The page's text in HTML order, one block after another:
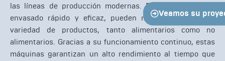
Veamos su
las líneas de producción modernas. Diseñadas para un
envasado rápido y eficaz, pueden manipular una gran
variedad de productos, tanto alimentarios como no
alimentarios. Gracias a su funcionamiento continuo, estas
máquinas garantizan un alto rendimiento al tiempo que